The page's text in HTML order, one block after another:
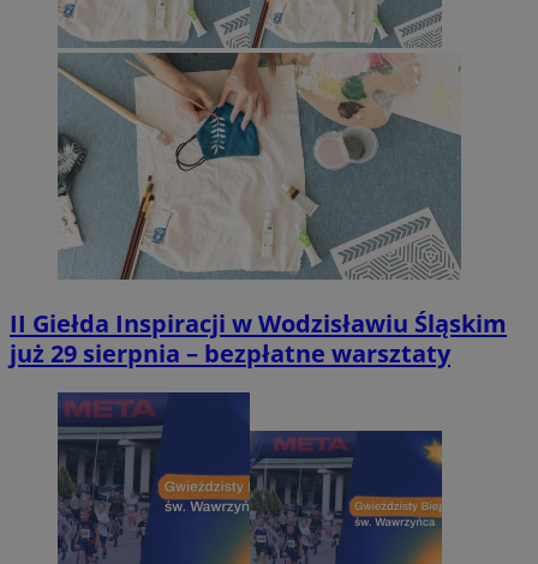
II Giełda Inspiracji w Wodzisławiu Śląskim
już 29 sierpnia – bezpłatne warsztaty